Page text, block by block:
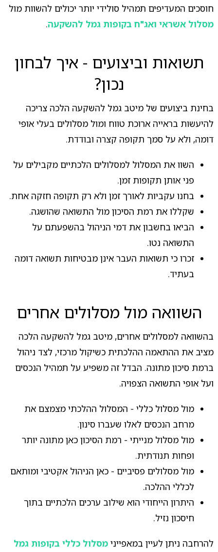
חוסכים המעדיפים תמהיל סולידי יותר יכולים להשוות מול
מסלול אשראי ואג"ח בקופות גמל להשקעה.
תשואות וביצועים - איך לבחון
נכון?
בחינת ביצועים של מיטב גמל להשקעה הלכה צריכה
להיעשות בראייה ארוכת טווח ומול מסלולים בעלי אופי
דומה, ולא על סמך תקופה קצרה ובודדת.
השוו את המסלול למסלולים הלכתיים מקבילים על
פני אותן תקופות זמן.
בחנו עקביות לאורך זמן ולא רק תקופה חזקה אחת.
שקללו את רמת הסיכון מול התשואה שהושגה.
הביאו בחשבון את דמי הניהול בהשפעתם על
התשואה נטו.
זכרו כי תשואות העבר אינן מבטיחות תשואה דומה
בעתיד.
השוואה מול מסלולים אחרים
בהשוואה למסלולים אחרים, מיטב גמל להשקעה הלכה
מציב את ההתאמה ההלכתית כשיקול מרכזי, לצד ניהול
ברמת סיכון מתונה. הבדל זה משפיע על תמהיל הנכסים
ועל אופי התשואה הצפויה.
מול מסלול כללי - המסלול ההלכתי מצמצם את
מרחב הנכסים לאלו שעברו סינון.
מול מסלול מנייתי - רמת הסיכון כאן מתונה יותר
ופחות תנודתית.
מול מסלולים פסיביים - כאן הניהול אקטיבי ומותאם
לכללי ההלכה.
היתרון הייחודי הוא שילוב ערכים הלכתיים בתוך
חיסכון נזיל.
להרחבה ניתן לעיין במאפייני מסלול כללי בקופות גמל